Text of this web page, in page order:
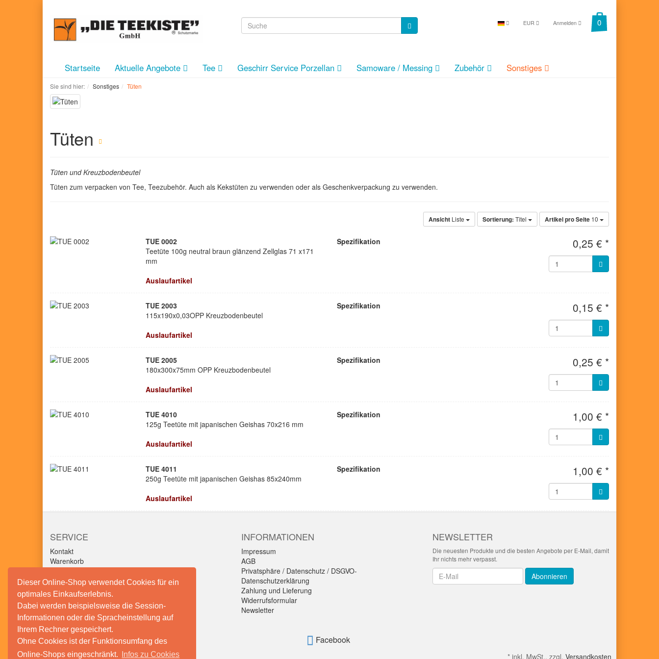
Dieser Online-Shop verwendet Cookies für ein
optimales Einkaufserlebnis.
Dabei werden beispielsweise die Session-
Informationen oder die Spracheinstellung auf
Ihrem Rechner gespeichert.
Ohne Cookies ist der Funktionsumfang des
Online-Shops eingeschränkt.
Infos zu Cookies
EUR Anmelden
Startseite Aktuelle Angebote Tee Geschirr Service Porzellan Samoware / Messing Zubehör Sonstiges
Sie sind hier: Sonstiges Tüten
Tüten
Tüten und Kreuzbodenbeutel
Tüten zum verpacken von Tee, Teezubehör. Auch als Kekstüten zu verwenden oder als Geschenkverpackung zu verwenden.
Ansicht Liste Sortierung: Titel Artikel pro Seite 10
TUE 0002
Teetüte 100g neutral braun glänzend Zellglas 71 x171
mm
Auslaufartikel
Spezifikation 0,25 € *
TUE 2003
115x190x0,03OPP Kreuzbodenbeutel
Auslaufartikel
Spezifikation 0,15 € *
TUE 2005
180x300x75mm OPP Kreuzbodenbeutel
Auslaufartikel
Spezifikation 0,25 € *
TUE 4010
125g Teetüte mit japanischen Geishas 70x216 mm
Auslaufartikel
Spezifikation 1,00 € *
TUE 4011
250g Teetüte mit japanischen Geishas 85x240mm
Auslaufartikel
Spezifikation 1,00 € *
SERVICE
Kontakt
Warenkorb
Merkzettel
INFORMATIONEN
Impressum
AGB
Privatsphäre / Datenschutz / DSGVO-
Datenschutzerklärung
Zahlung und Lieferung
Widerrufsformular
Newsletter
NEWSLETTER
Die neuesten Produkte und die besten Angebote per E-Mail, damit
Ihr nichts mehr verpasst.
Newsletter Abonnieren
Facebook
* inkl. MwSt., zzgl. Versandkosten